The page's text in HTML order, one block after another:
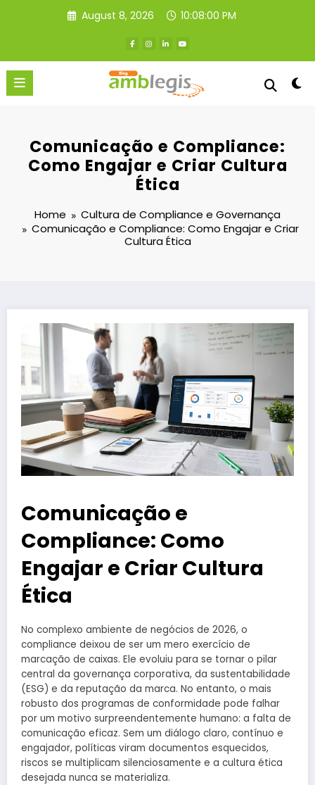
August 8, 2026 10:08:00 PM
Comunicação e Compliance:
Como Engajar e Criar Cultura
Ética
Home
Cultura de Compliance e Governança
Comunicação e Compliance: Como Engajar e Criar
Cultura Ética
Comunicação e
Compliance: Como
Engajar e Criar Cultura
Ética
No complexo ambiente de negócios de 2026, o
compliance deixou de ser um mero exercício de
marcação de caixas. Ele evoluiu para se tornar o pilar
central da governança corporativa, da sustentabilidade
(ESG) e da reputação da marca. No entanto, o mais
robusto dos programas de conformidade pode falhar
por um motivo surpreendentemente humano: a falta de
comunicação eficaz. Sem um diálogo claro, contínuo e
engajador, políticas viram documentos esquecidos,
riscos se multiplicam silenciosamente e a cultura ética
desejada nunca se materializa.